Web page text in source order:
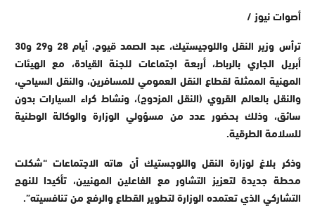
أصوات نيوز /
ترأس وزير النقل واللوجيستيك، عبد الصمد قيوح، أيام 28 و29 و30
أبريل الجاري بالرباط، أربعة اجتماعات للجنة القيادة، مع الهيئات
المهنية الممثلة لقطاع النقل العمومي للمسافرين، والنقل السياحي،
والنقل بالعالم القروي (النقل المزدوج)، ونشاط كراء السيارات بدون
سائق، وذلك بحضور عدد من مسؤولي الوزارة والوكالة الوطنية
للسلامة الطرقية.
وذكر بلاغ لوزارة النقل واللوجستيك أن هاته الاجتماعات “شكلت
محطة جديدة لتعزيز التشاور مع الفاعلين المهنيين، تأكيدا للنهج
التشاركي الذي تعتمده الوزارة لتطوير القطاع والرفع من تنافسيته”.